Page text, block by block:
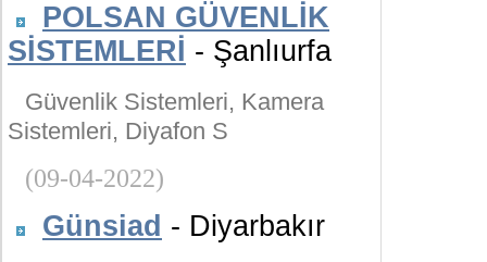
POLSAN GÜVENLİK
SİSTEMLERİ - Şanlıurfa
Güvenlik Sistemleri, Kamera
Sistemleri, Diyafon S
(09-04-2022)
Günsiad - Diyarbakır